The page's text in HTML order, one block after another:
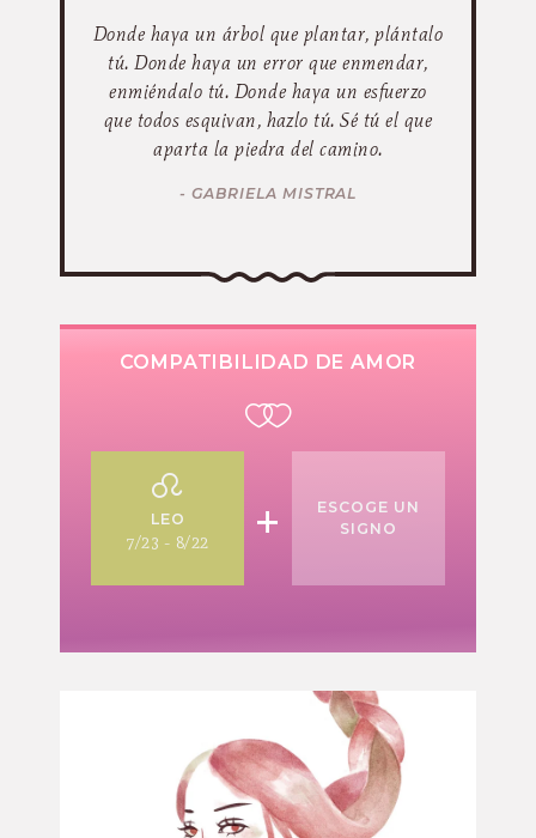
Donde haya un árbol que plantar, plántalo
tú. Donde haya un error que enmendar,
enmiéndalo tú. Donde haya un esfuerzo
que todos esquivan, hazlo tú. Sé tú el que
aparta la piedra del camino.
- GABRIELA MISTRAL
COMPATIBILIDAD DE AMOR
LEO
7/23 - 8/22 +
ESCOGE UN
SIGNO